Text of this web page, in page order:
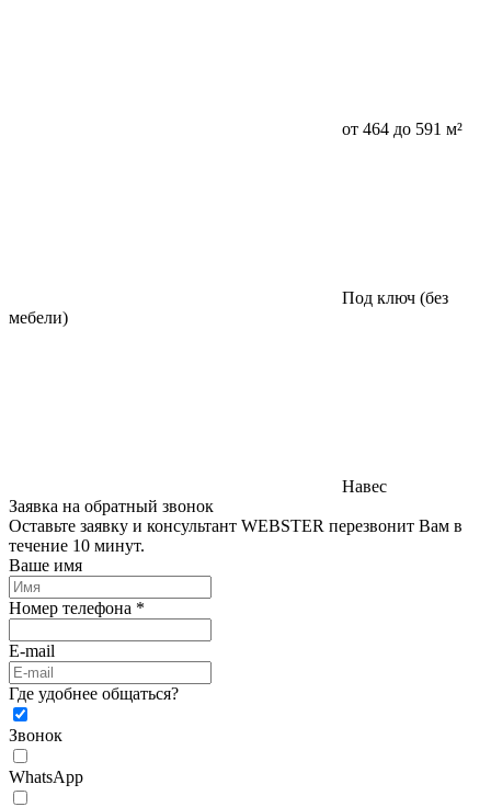
от 464 до 591 м²
Под ключ (без
мебели)
Навес
Заявка на обратный звонок
Оставьте заявку и консультант WEBSTER перезвонит Вам в
течение 10 минут.
Ваше имя
Номер телефона *
E-mail
Где удобнее общаться?
Звонок
WhatsApp